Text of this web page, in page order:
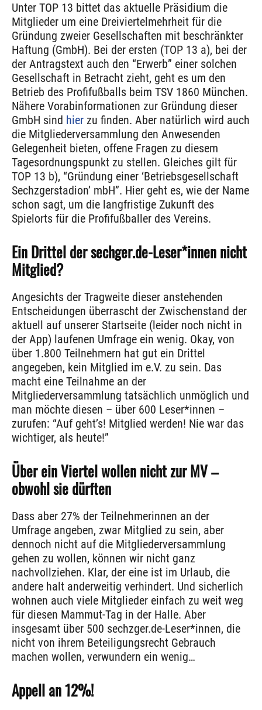
Unter TOP 13 bittet das aktuelle Präsidium die
Mitglieder um eine Dreiviertelmehrheit für die
Gründung zweier Gesellschaften mit beschränkter
Haftung (GmbH). Bei der ersten (TOP 13 a), bei der
der Antragstext auch den “Erwerb” einer solchen
Gesellschaft in Betracht zieht, geht es um den
Betrieb des Profifußballs beim TSV 1860 München.
Nähere Vorabinformationen zur Gründung dieser
GmbH sind hier zu finden. Aber natürlich wird auch
die Mitgliederversammlung den Anwesenden
Gelegenheit bieten, offene Fragen zu diesem
Tagesordnungspunkt zu stellen. Gleiches gilt für
TOP 13 b), “Gründung einer ‘Betriebsgesellschaft
Sechzgerstadion’ mbH”. Hier geht es, wie der Name
schon sagt, um die langfristige Zukunft des
Spielorts für die Profifußballer des Vereins.
Ein Drittel der sechger.de-Leser*innen nicht
Mitglied?
Angesichts der Tragweite dieser anstehenden
Entscheidungen überrascht der Zwischenstand der
aktuell auf unserer Startseite (leider noch nicht in
der App) laufenen Umfrage ein wenig. Okay, von
über 1.800 Teilnehmern hat gut ein Drittel
angegeben, kein Mitglied im e.V. zu sein. Das
macht eine Teilnahme an der
Mitgliederversammlung tatsächlich unmöglich und
man möchte diesen – über 600 Leser*innen –
zurufen: “Auf geht’s! Mitglied werden! Nie war das
wichtiger, als heute!”
Über ein Viertel wollen nicht zur MV –
obwohl sie dürften
Dass aber 27% der Teilnehmerinnen an der
Umfrage angeben, zwar Mitglied zu sein, aber
dennoch nicht auf die Mitgliederversammlung
gehen zu wollen, können wir nicht ganz
nachvollziehen. Klar, der eine ist im Urlaub, die
andere halt anderweitig verhindert. Und sicherlich
wohnen auch viele Mitglieder einfach zu weit weg
für diesen Mammut-Tag in der Halle. Aber
insgesamt über 500 sechzger.de-Leser*innen, die
nicht von ihrem Beteiligungsrecht Gebrauch
machen wollen, verwundern ein wenig…
Appell an 12%!